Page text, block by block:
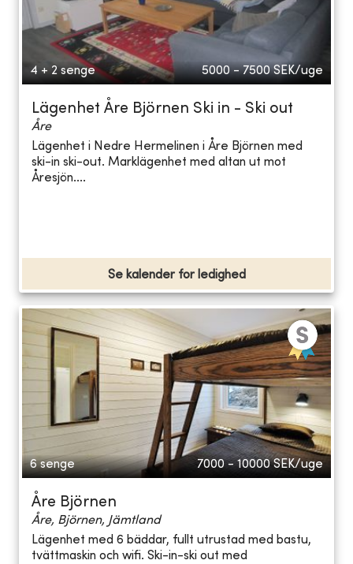
4 + 2 senge 5000 - 7500 SEK/uge
Lägenhet Åre Björnen Ski in - Ski out
Åre
Lägenhet i Nedre Hermelinen i Åre Björnen med
ski-in ski-out. Marklägenhet med altan ut mot
Åresjön....
Se kalender for ledighed
6 senge 7000 - 10000 SEK/uge
Åre Björnen
Åre, Björnen, Jämtland
Lägenhet med 6 bäddar, fullt utrustad med bastu,
tvättmaskin och wifi. Ski-in-ski out med